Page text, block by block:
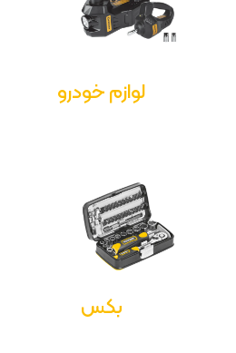
لوازم خودرو
بکس